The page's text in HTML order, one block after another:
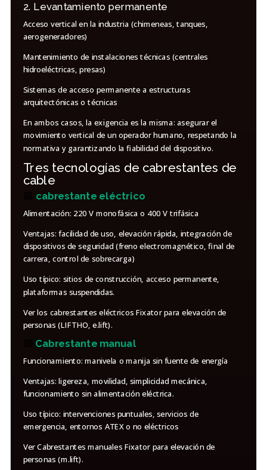
2. Levantamiento permanente
Acceso vertical en la industria (chimeneas, tanques,
aerogeneradores)
Mantenimiento de instalaciones técnicas (centrales
hidroeléctricas, presas)
Sistemas de acceso permanente a estructuras
arquitectónicas o técnicas
En ambos casos, la exigencia es la misma: asegurar el
movimiento vertical de un operador humano, respetando la
normativa y garantizando la fiabilidad del dispositivo.
Tres tecnologías de cabrestantes de
cable
cabrestante eléctrico
Alimentación: 220 V monofásica o 400 V trifásica
Ventajas: facilidad de uso, elevación rápida, integración de
dispositivos de seguridad (freno electromagnético, final de
carrera, control de sobrecarga)
Uso típico: sitios de construcción, acceso permanente,
plataformas suspendidas.
Ver los cabrestantes eléctricos Fixator para elevación de
personas (LIFTHO, e.lift).
Cabrestante manual
Funcionamiento: manivela o manija sin fuente de energía
Ventajas: ligereza, movilidad, simplicidad mecánica,
funcionamiento sin alimentación eléctrica.
Uso típico: intervenciones puntuales, servicios de
emergencia, entornos ATEX o no eléctricos
Ver Cabrestantes manuales Fixator para elevación de
personas (m.lift).